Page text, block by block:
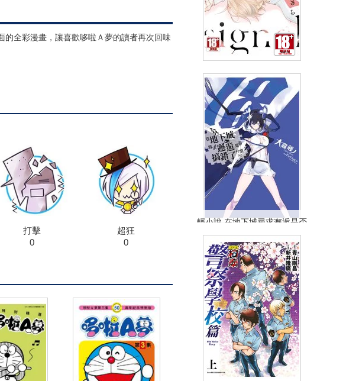
全彩漫畫，讓喜歡哆啦Ａ夢的讀者再次回味
打擊
0
超狂
0
野獸訊號(全)
NT$140 90折 NT$126 ( USD4.18)
輕小說 在地下城尋求邂逅是否
搞錯了什麼(18)限定版
NT$370 90折 NT$333
(USD11.06)